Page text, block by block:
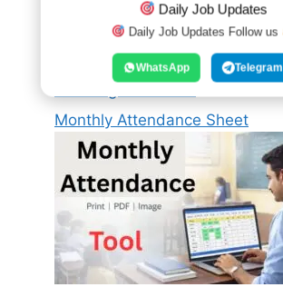
Monthly Attendance Sheet
Daily Job Updates
Daily Job Updates Follow us
WhatsApp Telegram